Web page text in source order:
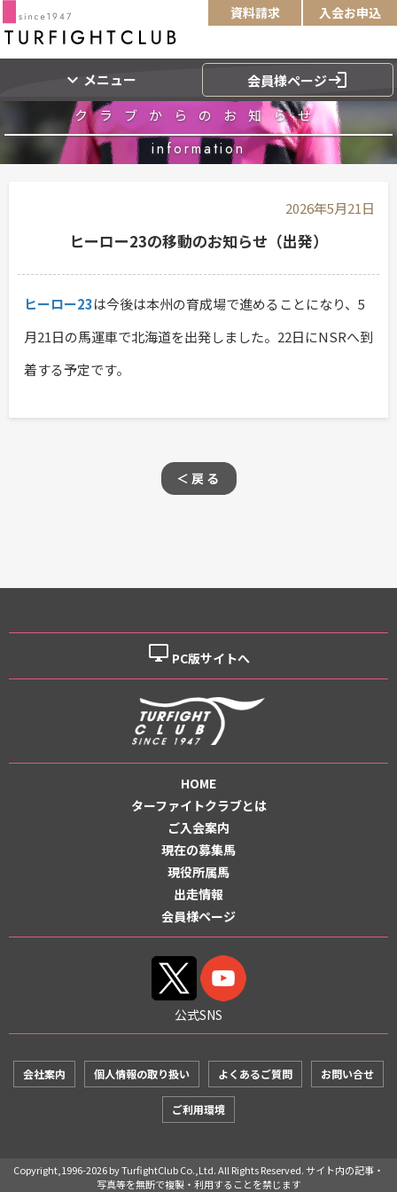
資料請求 入会お申込
expand_more メニュー 会員様ページlogin
クラブからのお知らせ
information
2026年5月21日
ヒーロー23の移動のお知らせ（出発）
ヒーロー23は今後は本州の育成場で進めることになり、5
月21日の馬運車で北海道を出発しました。22日にNSRへ到
着する予定です。
＜戻る
desktop_windows PC版サイトへ
HOME
ターファイトクラブとは
ご入会案内
現在の募集馬
現役所属馬
出走情報
会員様ページ
公式SNS
会社案内 個人情報の取り扱い よくあるご質問 お問い合せ
ご利用環境
Copyright,1996-2026 by TurfightClub Co.,Ltd. All Rights Reserved. サイト内の記事・
写真等を無断で複製・利用することを禁じます